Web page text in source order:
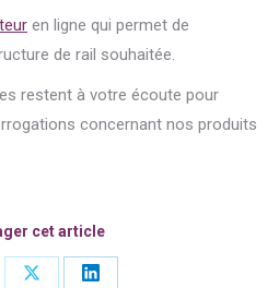
en ligne qui permet de
de rail souhaitée.
restent à votre écoute pour
concernant nos produits
cet article